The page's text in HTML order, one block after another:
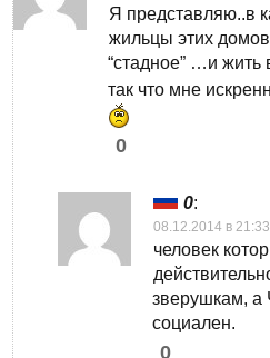
Я представляю..в
жильцы этих
“стадное” …и
так что мне
0
0:
08.12.2014 в 21:33
человек
зверушкам, а
социален.
0